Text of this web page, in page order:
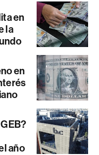
en
la
en
año